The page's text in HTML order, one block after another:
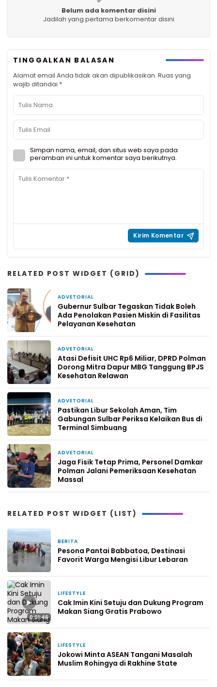
Belum ada komentar disini
Jadilah yang pertama berkomentar disini
TINGGALKAN BALASAN
Alamat email Anda tidak akan dipublikasikan. Ruas yang
wajib ditandai *
Simpan nama, email, dan situs web saya pada
peramban ini untuk komentar saya berikutnya.
RELATED POST WIDGET (GRID)
ADVETORIAL
Gubernur Sulbar Tegaskan Tidak Boleh
Ada Penolakan Pasien Miskin di Fasilitas
Pelayanan Kesehatan
ADVETORIAL
Atasi Defisit UHC Rp6 Miliar, DPRD Polman
Dorong Mitra Dapur MBG Tanggung BPJS
Kesehatan Relawan
ADVETORIAL
Pastikan Libur Sekolah Aman, Tim
Gabungan Sulbar Periksa Kelaikan Bus di
Terminal Simbuang
ADVETORIAL
Jaga Fisik Tetap Prima, Personel Damkar
Polman Jalani Pemeriksaan Kesehatan
Massal
RELATED POST WIDGET (LIST)
BERITA
Pesona Pantai Babbatoa, Destinasi
Favorit Warga Mengisi Libur Lebaran
▶
0:01:46
LIFESTYLE
Cak Imin Kini Setuju dan Dukung Program
Makan Siang Gratis Prabowo
LIFESTYLE
Jokowi Minta ASEAN Tangani Masalah
Muslim Rohingya di Rakhine State